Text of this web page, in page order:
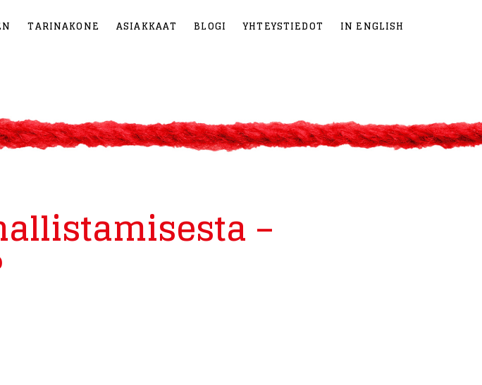
TARINAKONE ASIAKKAAT BLOGI YHTEYSTIEDOT IN ENGLISH
–